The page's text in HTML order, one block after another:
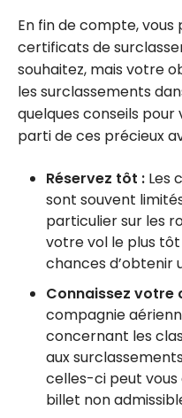
En fin de compte, vous
certificats de
souhaitez, mais votre
les surclassements
quelques conseils
parti de ces précieux
Réservez tôt : Les
sont souvent
particulier sur les
votre vol le plus
chances d’obtenir
Connaissez votre
compagnie
concernant les
aux
celles-ci peut
billet non